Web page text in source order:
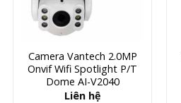
Camera Vantech 2.0MP
Onvif Wifi Spotlight P/T
Dome AI-V2040
Liên hệ